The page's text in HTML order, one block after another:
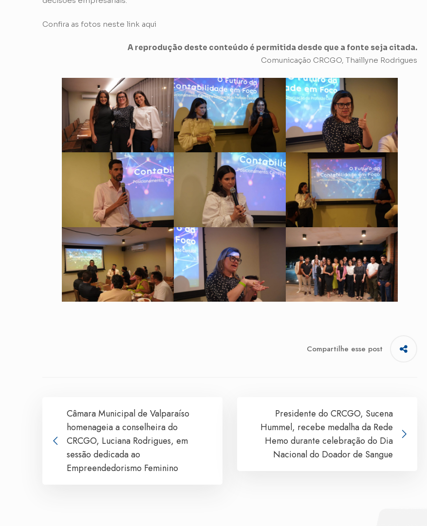
Confira as fotos neste link aqui
A reprodução deste conteúdo é permitida desde que a fonte seja citada.
Comunicação CRCGO, Thaillyne Rodrigues
Compartilhe esse post
Câmara Municipal de Valparaíso
homenageia a conselheira do
CRCGO, Luciana Rodrigues, em
sessão dedicada ao
Empreendedorismo Feminino
Presidente do CRCGO, Sucena
Hummel, recebe medalha da Rede
Hemo durante celebração do Dia
Nacional do Doador de Sangue